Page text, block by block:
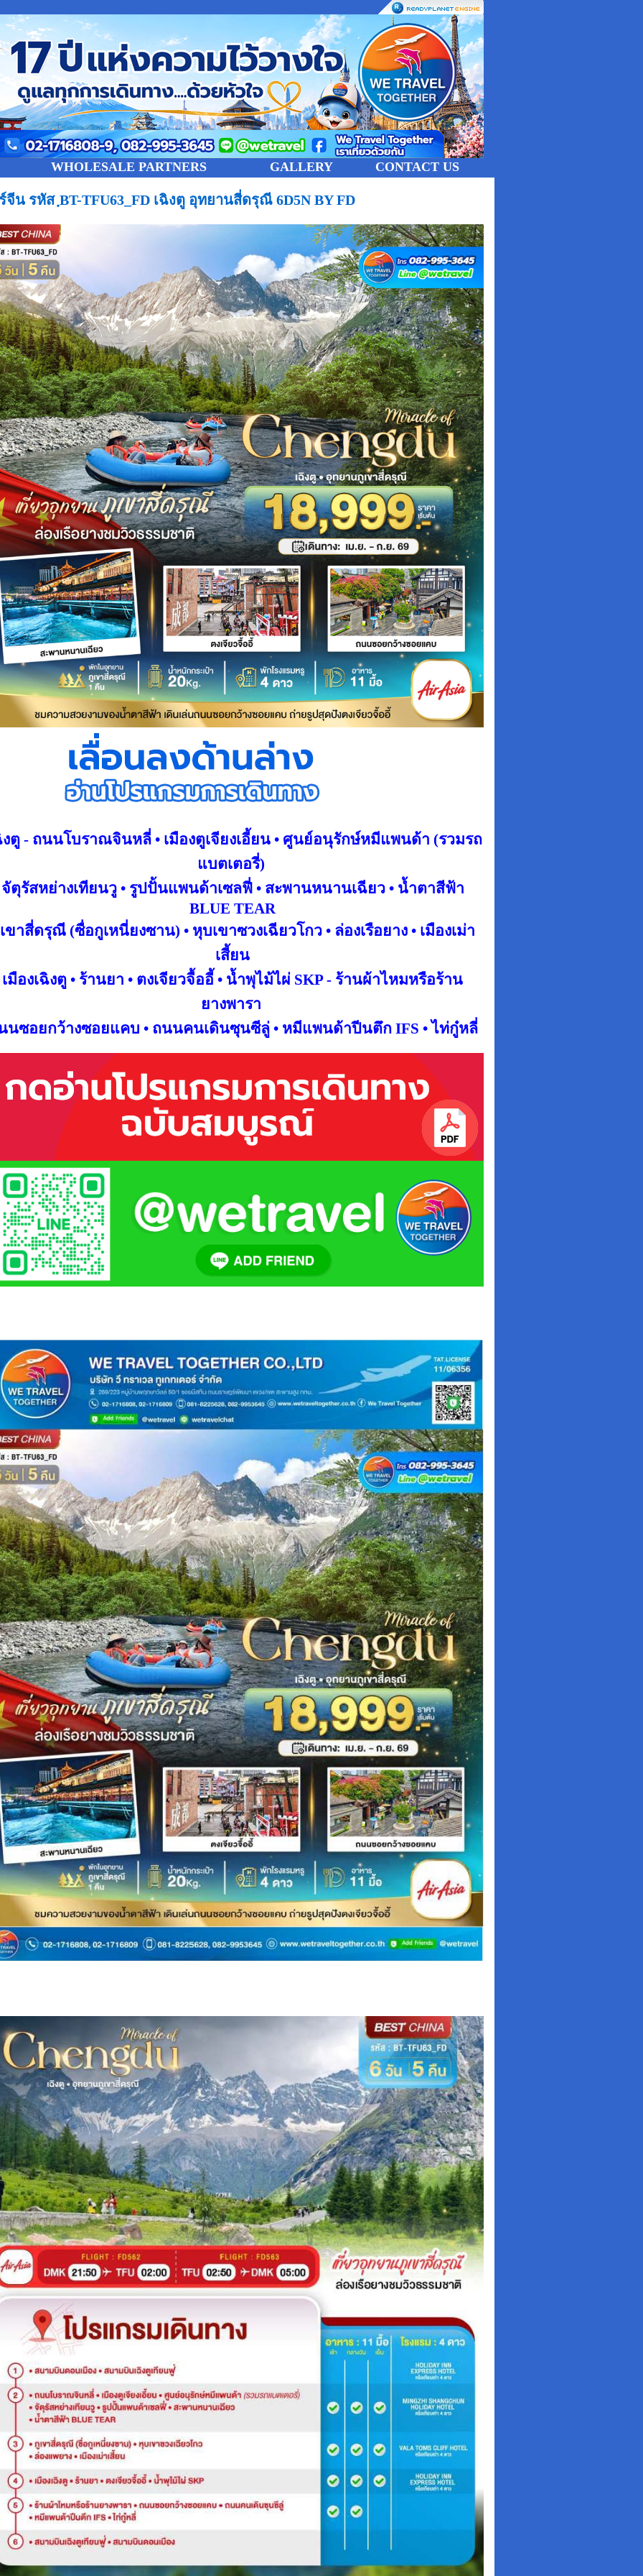
WHOLESALE PARTNERS GALLERY CONTACT US
จีน รหัส ฺBT-TFU63_FD เฉิงตู อุทยานสี่ดรุณี 6D5N BY FD
ตู - ถนนโบราณจินหลี่ • เมืองตูเจียงเอี้ยน • ศูนย์อนุรักษ์หมีแพนด้า (รวมรถ
แบตเตอรี่)
จัตุรัสหย่างเทียนวู • รูปปั้นแพนด้าเซลฟี่ • สะพานหนานเฉียว • น้ำตาสีฟ้า
BLUE TEAR
ขาสี่ดรุณี (ซื่อกูเหนี่ยงซาน) • หุบเขาซวงเฉียวโกว • ล่องเรือยาง • เมืองเม่า
เสี้ยน
เมืองเฉิงตู • ร้านยา • ตงเจียวจื้ออี้ • น้ำพุไม้ไผ่ SKP - ร้านผ้าไหมหรือร้าน
ยางพารา
นซอยกว้างซอยแคบ • ถนนคนเดินซุนซีลู่ • หมีแพนด้าปีนตึก IFS • ไท่กู๋หลี่